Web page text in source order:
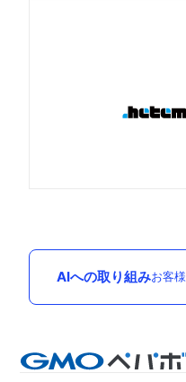
AIへの取り組みお客